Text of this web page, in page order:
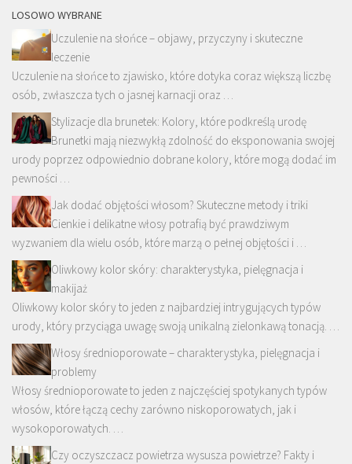
LOSOWO WYBRANE
Uczulenie na słońce – objawy, przyczyny i skuteczne
leczenie
Uczulenie na słońce to zjawisko, które dotyka coraz większą liczbę
osób, zwłaszcza tych o jasnej karnacji oraz …
Stylizacje dla brunetek: Kolory, które podkreślą urodę
Brunetki mają niezwykłą zdolność do eksponowania swojej
urody poprzez odpowiednio dobrane kolory, które mogą dodać im
pewności …
Jak dodać objętości włosom? Skuteczne metody i triki
Cienkie i delikatne włosy potrafią być prawdziwym
wyzwaniem dla wielu osób, które marzą o pełnej objętości i …
Oliwkowy kolor skóry: charakterystyka, pielęgnacja i
makijaż
Oliwkowy kolor skóry to jeden z najbardziej intrygujących typów
urody, który przyciąga uwagę swoją unikalną zielonkawą tonacją. …
Włosy średnioporowate – charakterystyka, pielęgnacja i
problemy
Włosy średnioporowate to jeden z najczęściej spotykanych typów
włosów, które łączą cechy zarówno niskoporowatych, jak i
wysokoporowatych. …
Czy oczyszczacz powietrza wysusza powietrze? Fakty i